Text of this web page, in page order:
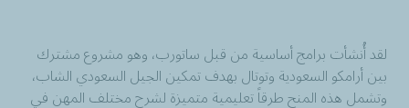
لقد أُنشأت برامج أساسية من قبل ساتورب، وهو مشروع مشترك
بين أرامكو السعودية وتوتال بهدف تمكين الجيل السعودي الشاب،
وتشمل هذه المنح طرقاً تعليمية متميزة لشرح مختلف المهن في